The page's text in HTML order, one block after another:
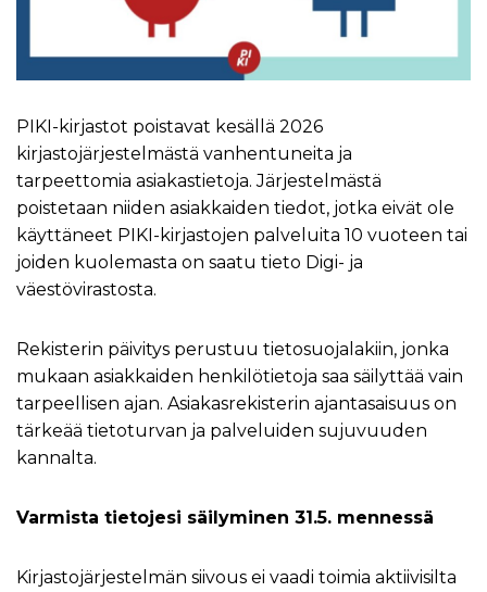
PIKI-kirjastot poistavat kesällä 2026
kirjastojärjestelmästä vanhentuneita ja
tarpeettomia asiakastietoja. Järjestelmästä
poistetaan niiden asiakkaiden tiedot, jotka eivät ole
käyttäneet PIKI-kirjastojen palveluita 10 vuoteen tai
joiden kuolemasta on saatu tieto Digi- ja
väestövirastosta.
Rekisterin päivitys perustuu tietosuojalakiin, jonka
mukaan asiakkaiden henkilötietoja saa säilyttää vain
tarpeellisen ajan. Asiakasrekisterin ajantasaisuus on
tärkeää tietoturvan ja palveluiden sujuvuuden
kannalta.
Varmista tietojesi säilyminen 31.5. mennessä
Kirjastojärjestelmän siivous ei vaadi toimia aktiivisilta